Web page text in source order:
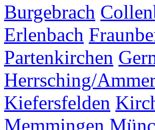
Burgebrach
Erlenbach
Partenkirchen
Herrsching/
Kiefersfelden
Memmingen